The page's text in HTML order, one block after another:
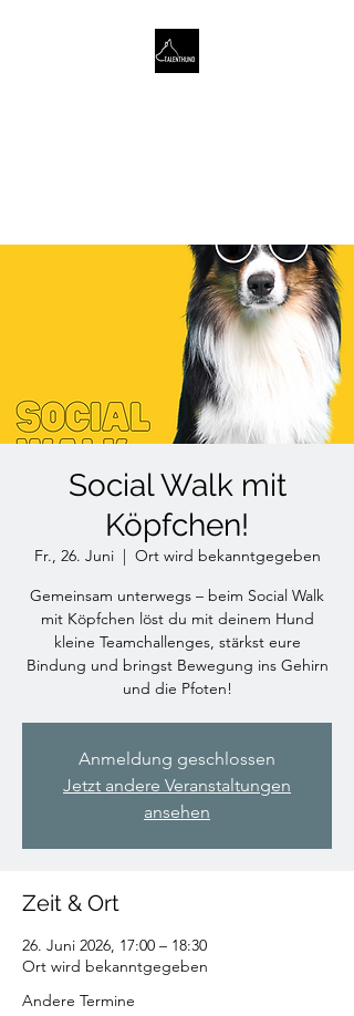
Social Walk mit
Köpfchen!
Fr., 26. Juni
  |
Ort wird bekanntgegeben
Gemeinsam unterwegs – beim Social Walk
mit Köpfchen löst du mit deinem Hund
kleine Teamchallenges, stärkst eure
Bindung und bringst Bewegung ins Gehirn
und die Pfoten!
Anmeldung geschlossen
Jetzt andere Veranstaltungen
ansehen
Zeit & Ort
26. Juni 2026, 17:00 – 18:30
Ort wird bekanntgegeben
Andere Termine